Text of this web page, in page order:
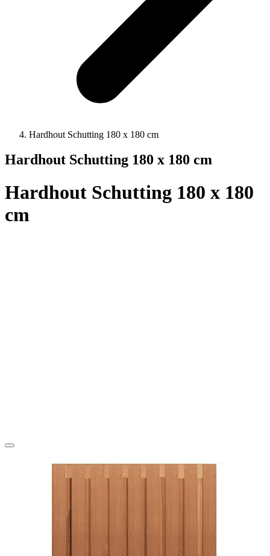
Hardhout Schutting 180 x 180 cm
Hardhout Schutting 180 x 180 cm
Hardhout Schutting 180 x 180
cm